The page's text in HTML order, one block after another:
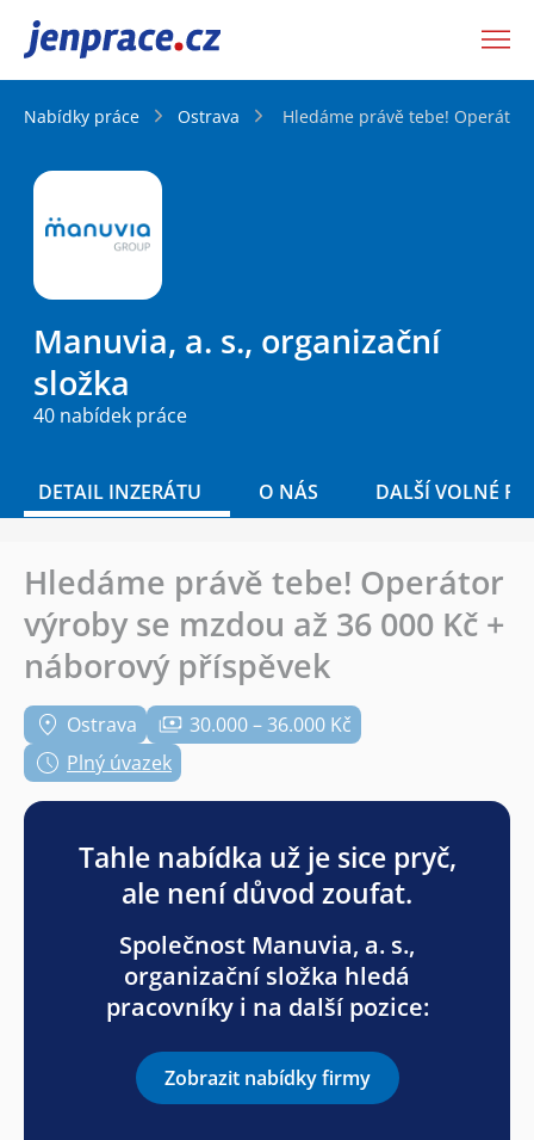
JenPráce.cz
Nabídky práce Ostrava Hledáme právě tebe! Operátor
Manuvia, a. s., organizační
složka
40 nabídek práce
DETAIL INZERÁTU O NÁS DALŠÍ VOLNÉ
Hledáme právě tebe! Operátor
výroby se mzdou až 36 000 Kč +
náborový příspěvek
Ostrava
30.000 – 36.000 Kč
Plný úvazek
Tahle nabídka už je sice pryč,
ale není důvod zoufat.
Společnost Manuvia, a. s.,
organizační složka hledá
pracovníky i na další pozice:
Zobrazit nabídky firmy